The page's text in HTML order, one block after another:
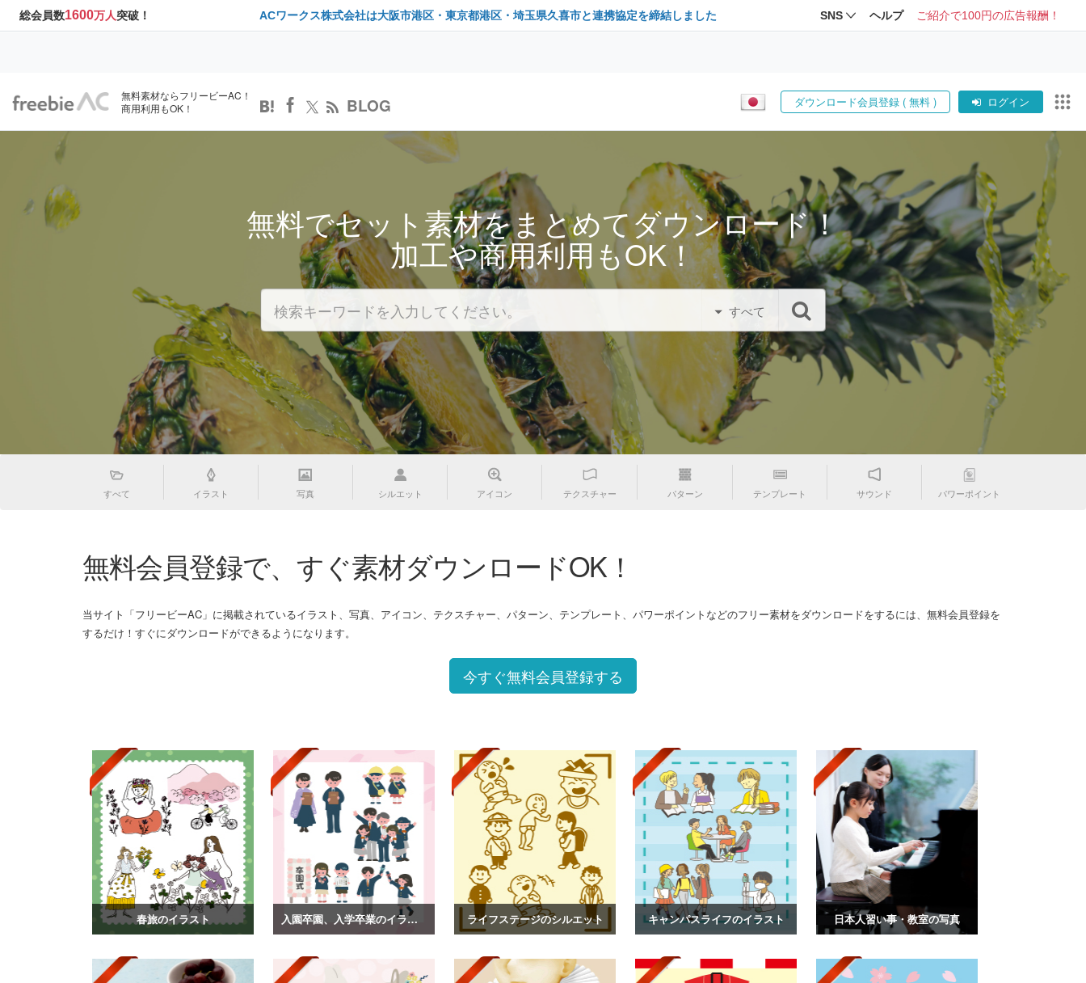
総会員数1600万人突破！ ACワークス株式会社は大阪市港区・東京都港区・埼玉県久喜市と連携協定を締結しました SNS ヘルプ ご紹介で100円の広告報酬！
無料素材ならフリービーAC！
商用利用もOK！
BLOG ダウンロード会員登録 ( 無料 ) ログイン
無料でセット素材をまとめてダウンロード！
加工や商用利用もOK！
すべて
すべて イラスト 写真 シルエット アイコン テクスチャー パターン テンプレート サウンド パワーポイント
無料会員登録で、すぐ素材ダウンロードOK！
当サイト「フリービーAC」に掲載されているイラスト、写真、アイコン、テクスチャー、パターン、テンプレート、パワーポイントなどのフリー素材をダウンロードをするには、無料会員登録を
するだけ！すぐにダウンロードができるようになります。
今すぐ無料会員登録する
春旅のイラスト 入園卒園、入学卒業のイラスト ライフステージのシルエット キャンパスライフのイラスト 日本人習い事・教室の写真